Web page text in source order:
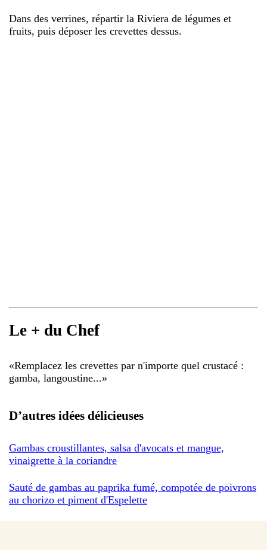
Dans des verrines, répartir la Riviera de légumes et
fruits, puis déposer les crevettes dessus.
Le + du Chef
«Remplacez les crevettes par n'importe quel crustacé :
gamba, langoustine...»
D’autres idées délicieuses
Gambas croustillantes, salsa d'avocats et mangue,
vinaigrette à la coriandre
Sauté de gambas au paprika fumé, compotée de poivrons
au chorizo et piment d'Espelette